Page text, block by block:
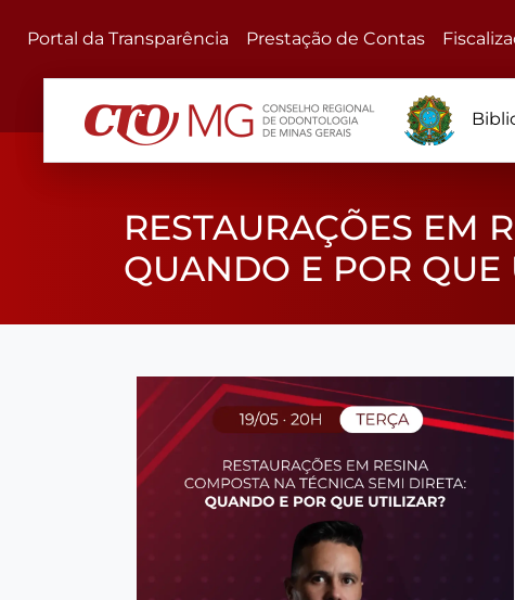
Portal da Transparência Prestação de Contas
RESTAURAÇÕES EM
QUANDO E POR QUE